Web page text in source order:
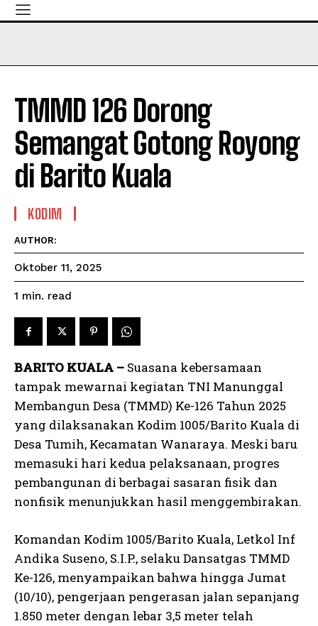
TMMD 126 Dorong
Semangat Gotong Royong
di Barito Kuala
KODIM
AUTHOR:
Oktober 11, 2025
1 min. read
BARITO KUALA – Suasana kebersamaan
tampak mewarnai kegiatan TNI Manunggal
Membangun Desa (TMMD) Ke-126 Tahun 2025
yang dilaksanakan Kodim 1005/Barito Kuala di
Desa Tumih, Kecamatan Wanaraya. Meski baru
memasuki hari kedua pelaksanaan, progres
pembangunan di berbagai sasaran fisik dan
nonfisik menunjukkan hasil menggembirakan.
Komandan Kodim 1005/Barito Kuala, Letkol Inf
Andika Suseno, S.I.P., selaku Dansatgas TMMD
Ke-126, menyampaikan bahwa hingga Jumat
(10/10), pengerjaan pengerasan jalan sepanjang
1.850 meter dengan lebar 3,5 meter telah